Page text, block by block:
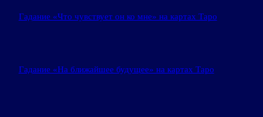
Гадание «Что чувствует он ко мне» на картах Таро
Гадание «На ближайшее будущее» на картах Таро